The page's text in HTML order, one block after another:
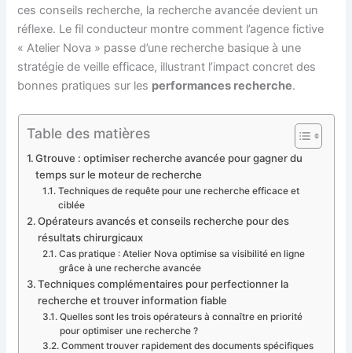
ces conseils recherche, la recherche avancée devient un
réflexe. Le fil conducteur montre comment l’agence fictive
« Atelier Nova » passe d’une recherche basique à une
stratégie de veille efficace, illustrant l’impact concret des
bonnes pratiques sur les performances recherche.
Table des matières
Gtrouve : optimiser recherche avancée pour gagner du
temps sur le moteur de recherche
Techniques de requête pour une recherche efficace et
ciblée
Opérateurs avancés et conseils recherche pour des
résultats chirurgicaux
Cas pratique : Atelier Nova optimise sa visibilité en ligne
grâce à une recherche avancée
Techniques complémentaires pour perfectionner la
recherche et trouver information fiable
Quelles sont les trois opérateurs à connaître en priorité
pour optimiser une recherche ?
Comment trouver rapidement des documents spécifiques